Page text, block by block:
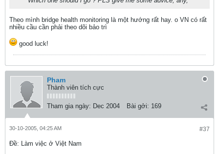
Theo mình bridge health monitoring là một hướng rất hay. o VN có rất
nhiều cầu cần phải theo dõi bảo trì
good luck!
Pham
Thành viên tích cực
Tham gia ngày: Dec 2004 Bài gởi: 169
#37
30-10-2005, 04:25 AM
Ðề: Làm việc ở Việt Nam